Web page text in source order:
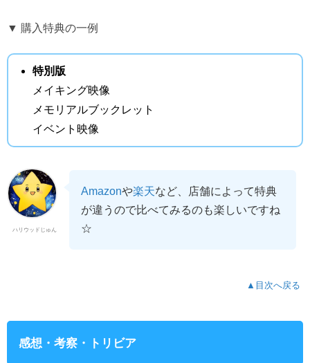
▼ 購入特典の一例
特別版
メイキング映像
メモリアルブックレット
イベント映像
ハリウッドじゅん
Amazonや楽天など、店舗によって特典
が違うので比べてみるのも楽しいですね
☆
▲目次へ戻る
感想・考察・トリビア